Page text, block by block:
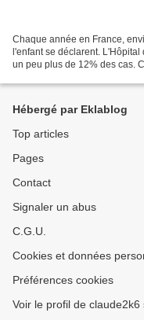
Chaque année en France,
l'enfant se déclarent.
un peu plus de 12% des cas.
Hébergé par Eklablog
Top articles
Pages
Contact
Signaler un abus
C.G.U.
Cookies et données
Préférences cookies
Voir le profil de